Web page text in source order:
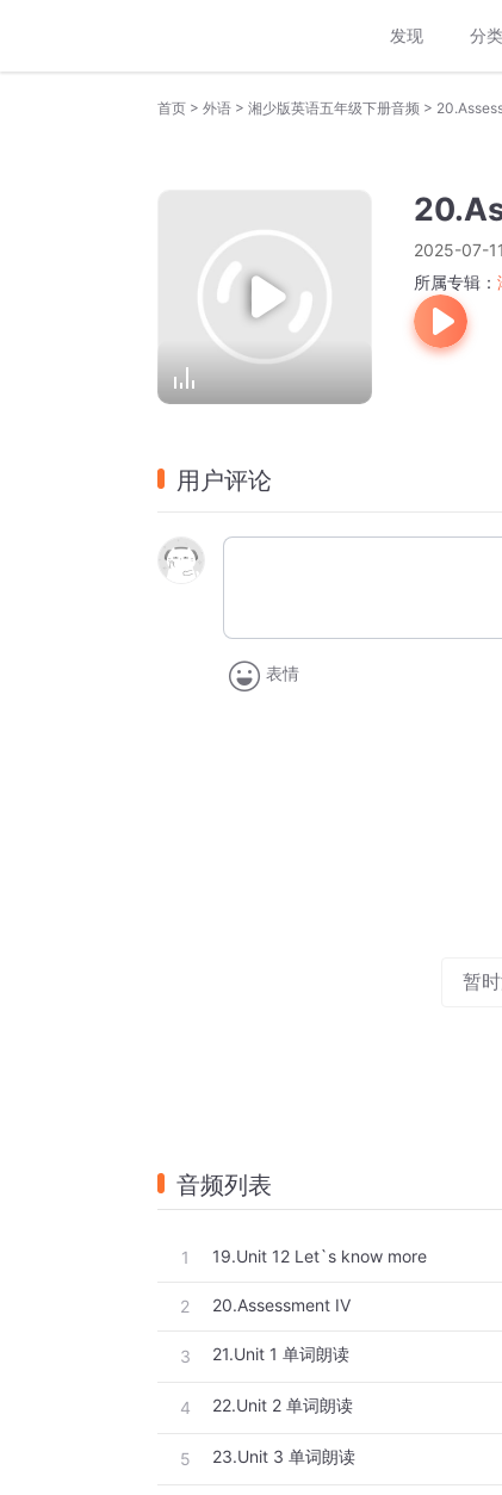
发现 分类
首页 > 外语 > 湘少版英语五年级下册音频 >
2025-07-
所属专辑：
用户评论
表情
暂
音频列表
1 19.Unit 12 Let`s know more
2 20.Assessment IV
3 21.Unit 1 单词朗读
4 22.Unit 2 单词朗读
5 23.Unit 3 单词朗读